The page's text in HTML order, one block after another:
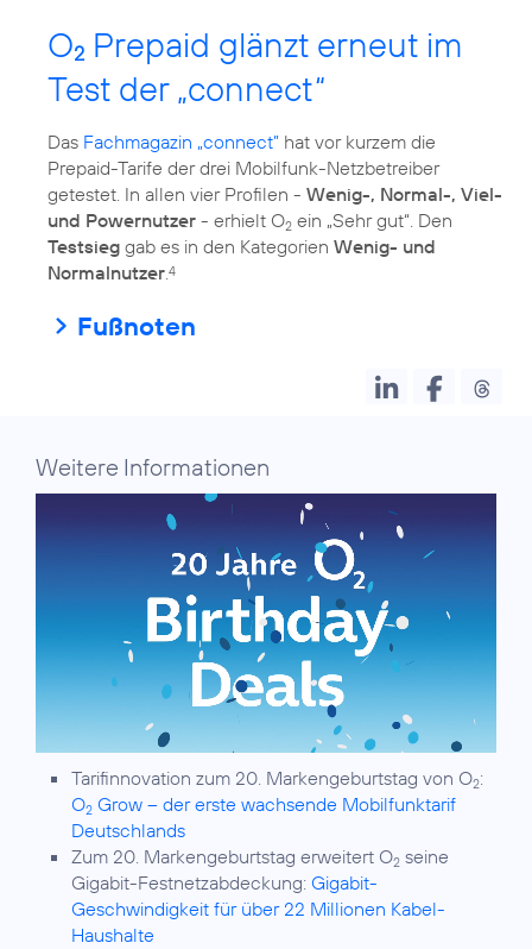
O2 Prepaid glänzt erneut im
Test der „connect“
Das Fachmagazin „connect” hat vor kurzem die
Prepaid-Tarife der drei Mobilfunk-Netzbetreiber
getestet. In allen vier Profilen - Wenig-, Normal-, Viel-
und Powernutzer - erhielt O2 ein „Sehr gut“. Den
Testsieg gab es in den Kategorien Wenig- und
Normalnutzer.4
Fußnoten
Weitere Informationen
Tarifinnovation zum 20. Markengeburtstag von O2:
O2 Grow – der erste wachsende Mobilfunktarif
Deutschlands
Zum 20. Markengeburtstag erweitert O2 seine
Gigabit-Festnetzabdeckung: Gigabit-
Geschwindigkeit für über 22 Millionen Kabel-
Haushalte